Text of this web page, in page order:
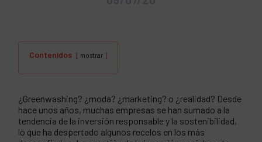
Contenidos mostrar
¿Greenwashing? ¿moda? ¿marketing? o ¿realidad? Desde
hace unos años, muchas empresas se han sumado a la
tendencia de la inversión responsable y la sostenibilidad,
lo que ha despertado algunos recelos en los más